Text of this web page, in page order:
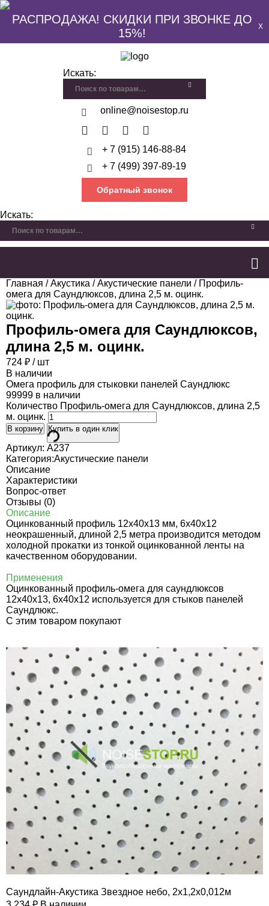
РАСПРОДАЖА! СКИДКИ ПРИ ЗВОНКЕ ДО
15%!
X
Искать:
online@noisestop.ru
+ 7 (915) 146-88-84
+ 7 (499) 397-89-19
Обратный звонок
Искать:
Главная /Акустика /Акустические панели / Профиль-
омега для Саундлюксов, длина 2,5 м. оцинк.
Профиль-омега для Саундлюксов,
длина 2,5 м. оцинк.
724 ₽ / шт
В наличии
Омега профиль для стыковки панелей Саундлюкс
99999 в наличии
Количество Профиль-омега для Саундлюксов, длина 2,5
м. оцинк.
В корзину Купить в один клик
Артикул: A237
Категория:Акустические панели
Описание
Характеристики
Вопрос-ответ
Отзывы (0)
Описание
Оцинкованный профиль 12х40х13 мм, 6х40х12
неокрашенный, длиной 2,5 метра производится методом
холодной прокатки из тонкой оцинкованной ленты на
качественном оборудовании.
Применения
Оцинкованный профиль-омега для саундлюксов
12х40х13, 6х40х12 используется для стыков панелей
Саундлюкс.
C этим товаром покупают
Саундлайн-Акустика Звездное небо, 2х1,2х0,012м